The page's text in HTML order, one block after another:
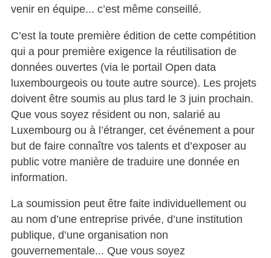
venir en équipe... c’est même conseillé.
C’est la toute première édition de cette compétition
qui a pour première exigence la réutilisation de
données ouvertes (via le portail Open data
luxembourgeois ou toute autre source). Les projets
doivent être soumis au plus tard le 3 juin prochain.
Que vous soyez résident ou non, salarié au
Luxembourg ou à l’étranger, cet événement a pour
but de faire connaître vos talents et d’exposer au
public votre manière de traduire une donnée en
information.
La soumission peut être faite individuellement ou
au nom d’une entreprise privée, d’une institution
publique, d’une organisation non
gouvernementale... Que vous soyez